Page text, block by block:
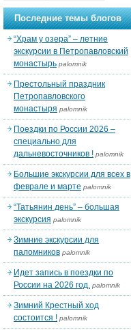
Последние темы блогов
“Храм у озера” – летние
экскурсии в Петропавловский
монастырь palomnik
Престольный праздник
Петропавловского
монастыря palomnik
Поездки по России 2026 –
специально для
дальневосточников ! palomnik
Большие экскурсии для всех в
феврале и марте palomnik
“Татьянин день” – большая
экскурсия palomnik
Зимние экскурсии для
паломников palomnik
Идет запись в поездки по
России на 2026 год. palomnik
Зимний Крестный ход
состоится ! palomnik